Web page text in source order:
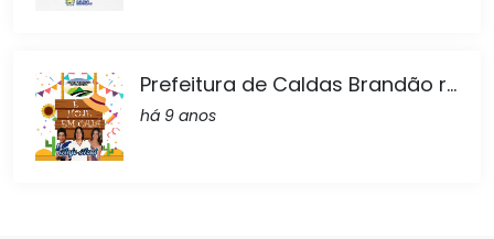
Prefeitura de Caldas Brandão r...
há 9 anos